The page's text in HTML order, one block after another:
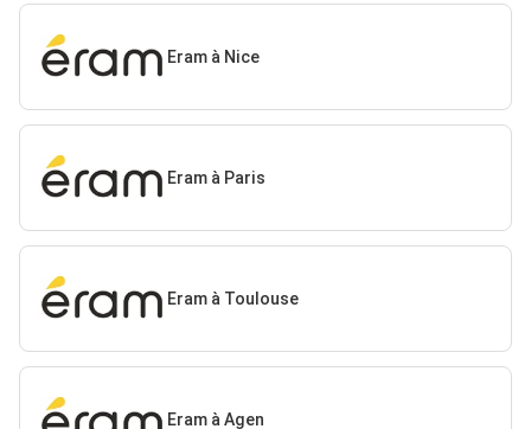
Eram à Nice
Eram à Paris
Eram à Toulouse
Eram à Agen